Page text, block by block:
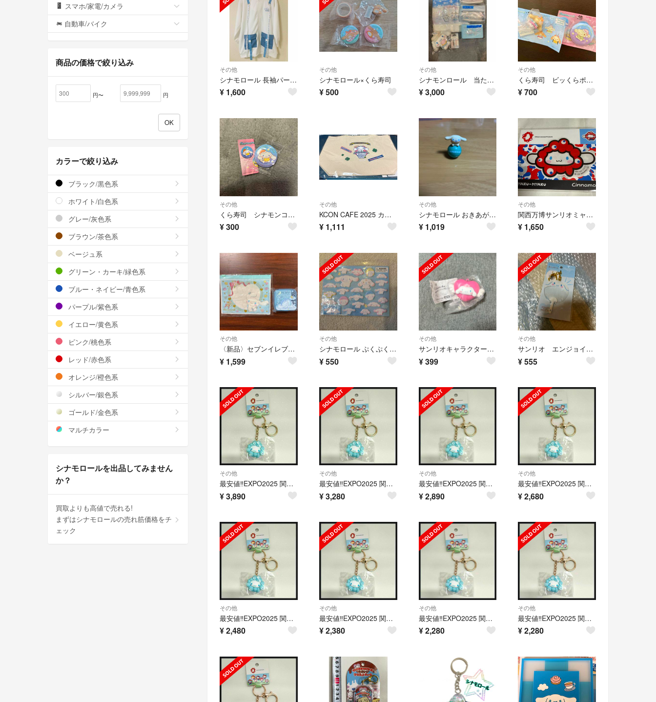
その他
シナモロール 長袖パーカー
¥ 1,600
その他
シナモロール×くら寿司
¥500
その他
シナモンロール 当たりくじ サンリオ シナモン ＋リップクリーム
¥3,000
その他
くら寿司 ビッくらポン シナモロール
¥700
その他
くら寿司 シナモンコラボ ビッくらポン 缶バッジ シナモン
¥300
その他
KCON CAFE 2025 カフェ グッズ ランチバッグ シナモロール
¥ 1,111
その他
シナモロール おきあがりこぼし オブジェ 置物 シナモン 平成 2005 レトロ
¥ 1,019
その他
関西万博サンリオミャクミャク アパレルステッカー シナモロール
¥ 1,650
その他
〈新品〉セブンイレブン シナモロール ケース 2点セット
¥ 1,599
その他
シナモロール ぷくぷくシールサンリオシナモ ン 新品、未使用
¥550
その他
サンリオキャラクターズ 夢みるエンジェルライトスイング シナモン
¥399
その他
サンリオ エンジョイアイドルシリーズ シナモン 缶バッジケース
¥555
その他
最安値‼️EXPO2025 関西万博 サンリオ ミャクミャク シナモロール
¥3,890
その他
最安値‼️EXPO2025 関西万博 サンリオ ミャクミャク シナモロール
¥3,280
その他
最安値‼️EXPO2025 関西万博 サンリオ ミャクミャク シナモロール
¥2,890
その他
最安値‼️EXPO2025 関西万博 サンリオ ミャクミャク シナモロール
¥2,680
その他
最安値‼️EXPO2025 関西万博 サンリオ ミャクミャク シナモロール
¥2,480
その他
最安値‼️EXPO2025 関西万博 サンリオ ミャクミャク シナモロール
¥2,380
その他
最安値‼️EXPO2025 関西万博 サンリオ ミャクミャク シナモロール
¥2,280
その他
最安値‼️EXPO2025 関西万博 サンリオ ミャクミャク シナモロール
¥2,280
スマホ/家電/カメラ
自動車/バイク
商品の価格で絞り込み
円〜 円
カラーで絞り込み
ブラック/黒色系
ホワイト/白色系
グレー/灰色系
ブラウン/茶色系
ベージュ系
グリーン・カーキ/緑色系
ブルー・ネイビー/青色系
パープル/紫色系
イエロー/黄色系
ピンク/桃色系
レッド/赤色系
オレンジ/橙色系
シルバー/銀色系
ゴールド/金色系
マルチカラー
シナモロールを出品してみません
か？
買取よりも高値で売れる!
まずはシナモロールの売れ筋価格をチ
ェック